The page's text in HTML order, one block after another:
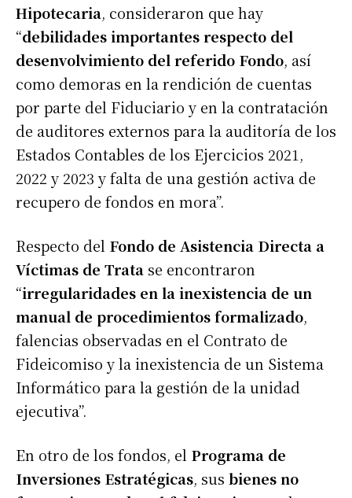
Hipotecaria, consideraron que hay
“debilidades importantes respecto del
desenvolvimiento del referido Fondo, así
como demoras en la rendición de cuentas
por parte del Fiduciario y en la contratación
de auditores externos para la auditoría de los
Estados Contables de los Ejercicios 2021,
2022 y 2023 y falta de una gestión activa de
recupero de fondos en mora”.
Respecto del Fondo de Asistencia Directa a
Víctimas de Trata se encontraron
“irregularidades en la inexistencia de un
manual de procedimientos formalizado,
falencias observadas en el Contrato de
Fideicomiso y la inexistencia de un Sistema
Informático para la gestión de la unidad
ejecutiva”.
En otro de los fondos, el Programa de
Inversiones Estratégicas, sus bienes no